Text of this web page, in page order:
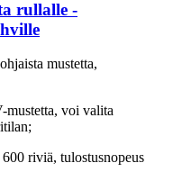
rullalle -
mustetta,
voi valita
riviä, tulostusnopeus